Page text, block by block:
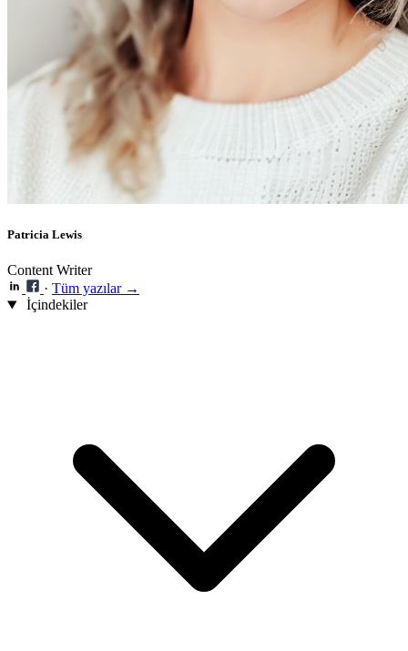
Patricia Lewis
Content Writer
· Tüm yazılar →
İçindekiler